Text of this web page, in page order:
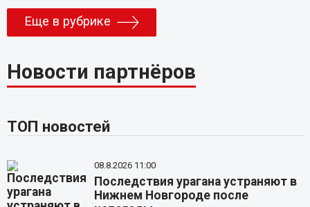
Еще в рубрике
Новости партнёров
ТОП новостей
08.8.2026 11:00
Последствия урагана устраняют в
Нижнем Новгороде после